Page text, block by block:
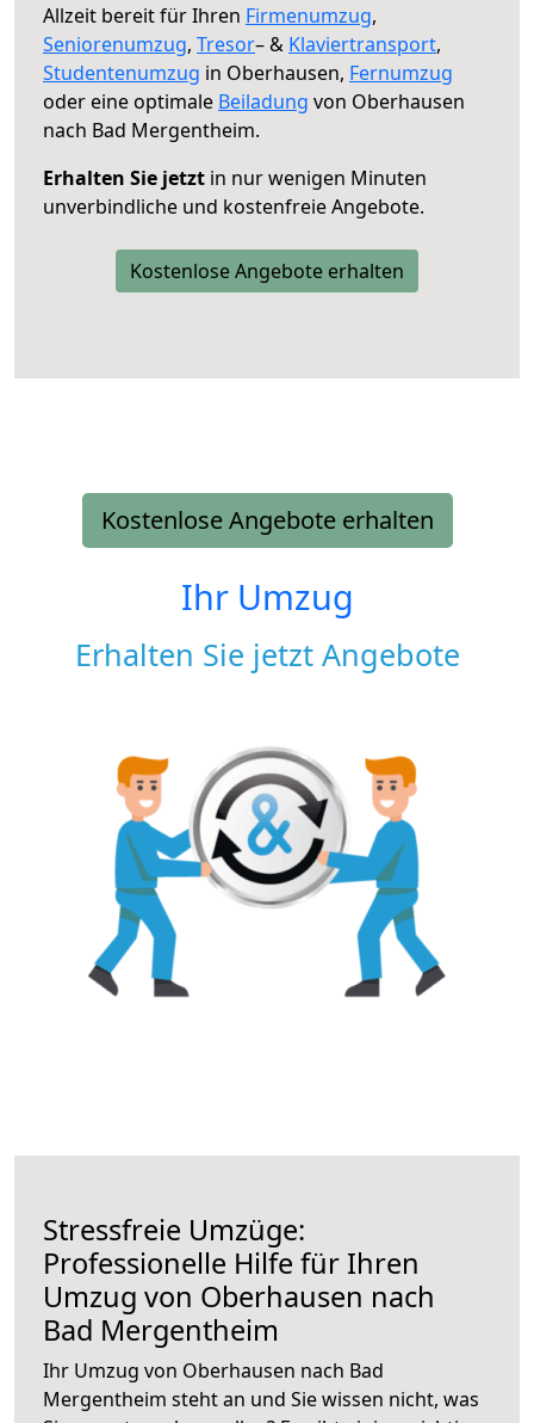
Allzeit bereit für Ihren Firmenumzug,
Seniorenumzug, Tresor– & Klaviertransport,
Studentenumzug in Oberhausen, Fernumzug
oder eine optimale Beiladung von Oberhausen
nach Bad Mergentheim.
Erhalten Sie jetzt in nur wenigen Minuten
unverbindliche und kostenfreie Angebote.
Kostenlose Angebote erhalten
Kostenlose Angebote erhalten
Ihr Umzug
Erhalten Sie jetzt Angebote
Stressfreie Umzüge:
Professionelle Hilfe für Ihren
Umzug von Oberhausen nach
Bad Mergentheim
Ihr Umzug von Oberhausen nach Bad
Mergentheim steht an und Sie wissen nicht, was